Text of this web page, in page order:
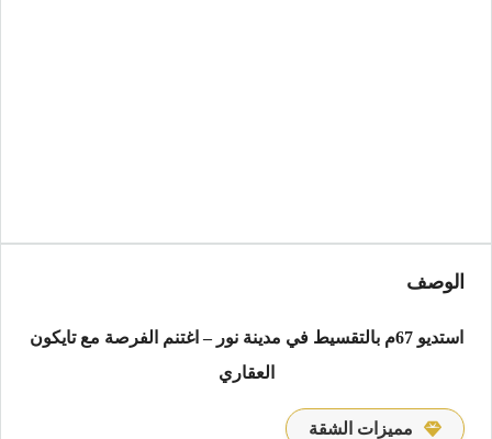
الوصف
استديو 67م بالتقسيط في مدينة نور – اغتنم الفرصة مع تايكون
العقاري
مميزات الشقة